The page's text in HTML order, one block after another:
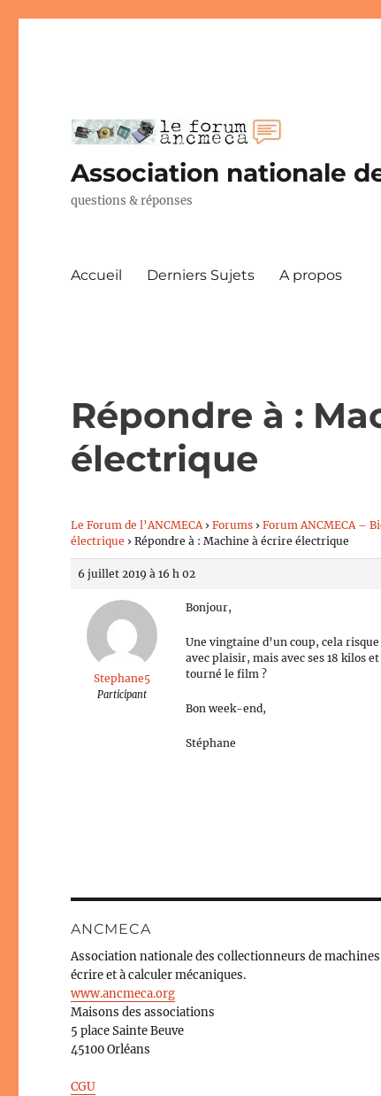
Association nationale
questions & réponses
Accueil Derniers Sujets A propos
Répondre à :
électrique
Le Forum de l’ANCMECA › Forums › Forum ANCMECA –
électrique › Répondre à : Machine à écrire électrique
6 juillet 2019 à 16 h 02
Stephane5
Participant
Bonjour,
Une vingtaine d’un coup, cela
avec plaisir, mais avec ses 18 kilos
tourné le film ?
Bon week-end,
Stéphane
ANCMECA
Association nationale des collectionneurs de machines
écrire et à calculer mécaniques.
www.ancmeca.org
Maisons des associations
5 place Sainte Beuve
45100 Orléans
CGU